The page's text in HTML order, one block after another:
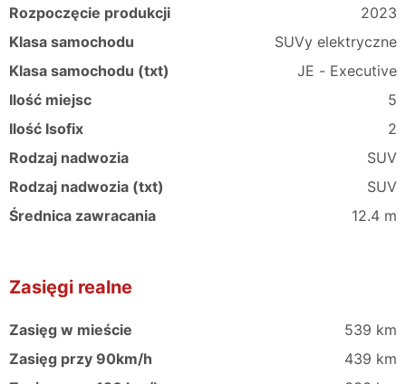
Rozpoczęcie produkcji
2023
Klasa samochodu
SUVy elektryczne
Klasa samochodu (txt)
JE - Executive
Ilość miejsc
5
Ilość Isofix
2
Rodzaj nadwozia
SUV
Rodzaj nadwozia (txt)
SUV
Średnica zawracania
12.4 m
Zasięgi realne
Zasięg w mieście
539 km
Zasięg przy 90km/h
439 km